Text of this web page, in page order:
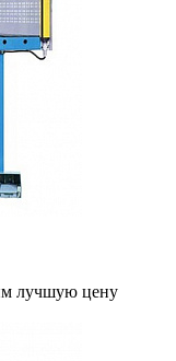
лучшую цену